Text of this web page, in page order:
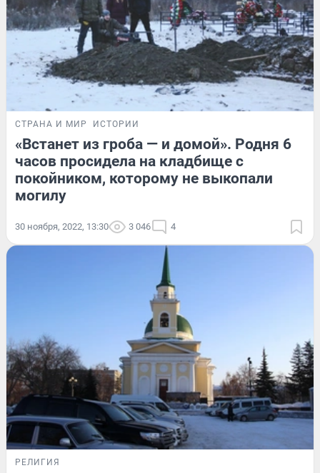
СТРАНА И МИР ИСТОРИИ
«Встанет из гроба — и домой». Родня 6
часов просидела на кладбище с
покойником, которому не выкопали
могилу
30 ноября, 2022, 13:30 3 046 4
РЕЛИГИЯ